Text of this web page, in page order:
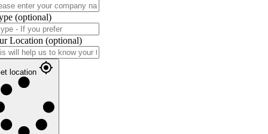
(optional)
Location (optional)
location